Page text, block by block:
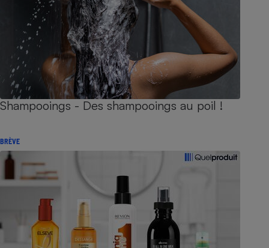
Shampooings - Des shampooings au poil !
BRÈVE